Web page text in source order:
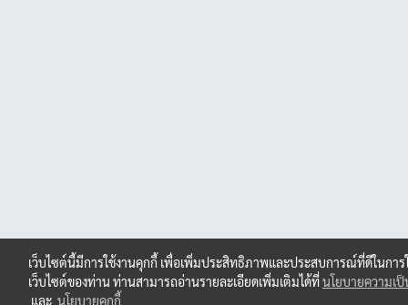
เว็บไซต์นี้มีการใช้งานคุกกี้ เพื่อเพิ่มประสิทธิภาพและประสบการณ์ที่ดีในการ
เว็บไซต์ของท่าน ท่านสามารถอ่านรายละเอียดเพิ่มเติมได้ที่นโยบายความเ
และ นโยบายคุกกี้